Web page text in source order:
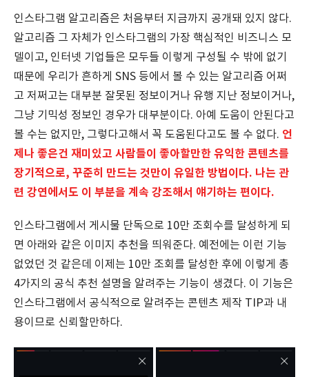
인스타그램 알고리즘은 처음부터 지금까지 공개돼 있지 않다.
알고리즘 그 자체가 인스타그램의 가장 핵심적인 비즈니스 모
델이고, 인터넷 기업들은 모두들 이렇게 구성될 수 밖에 없기
때문에 우리가 흔하게 SNS 등에서 볼 수 있는 알고리즘 어쩌
고 저쩌고는 대부분 잘못된 정보이거나 유행 지난 정보이거나,
그냥 기믹성 정보인 경우가 대부분이다. 아예 도움이 안된다고
볼 수는 없지만, 그렇다고해서 꼭 도움된다고도 볼 수 없다. 언
제나 좋은건 재미있고 사람들이 좋아할만한 유익한 콘텐츠를
장기적으로, 꾸준히 만드는 것만이 유일한 방법이다. 나는 관
련 강연에서도 이 부분을 계속 강조해서 얘기하는 편이다.
인스타그램에서 게시물 단독으로 10만 조회수를 달성하게 되
면 아래와 같은 이미지 추천을 띄워준다. 예전에는 이런 기능
없었던 것 같은데 이제는 10만 조회를 달성한 후에 이렇게 총
4가지의 공식 추천 설명을 알려주는 기능이 생겼다. 이 기능은
인스타그램에서 공식적으로 알려주는 콘텐츠 제작 TIP과 내
용이므로 신뢰할만하다.